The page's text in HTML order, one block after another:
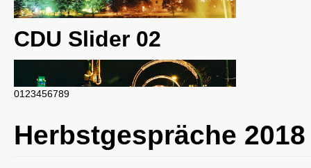
CDU Slider 02
CDU Slider 03
01 23456789
Herbstgespräche 2018